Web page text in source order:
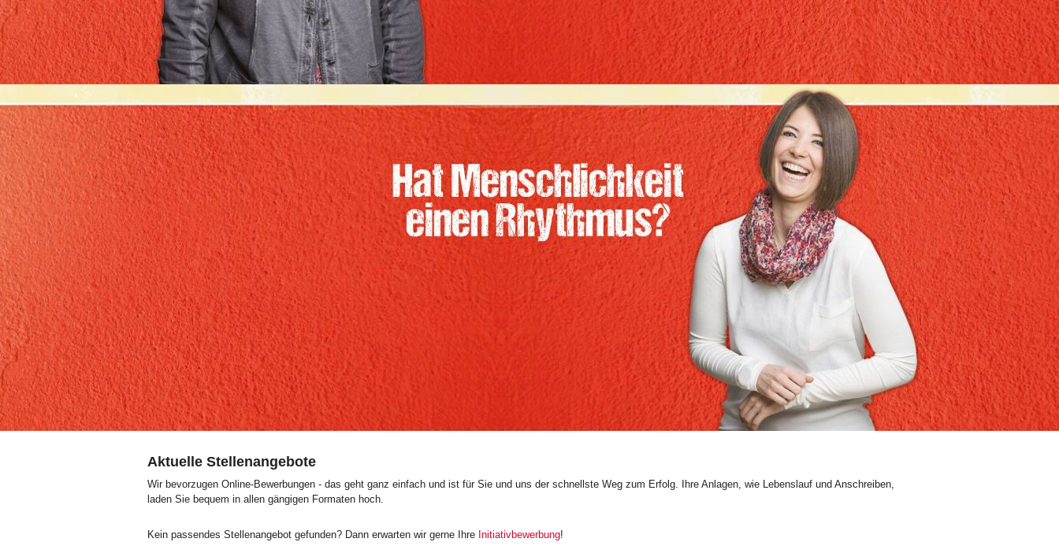
Aktuelle Stellenangebote
Wir bevorzugen Online-Bewerbungen - das geht ganz einfach und ist für Sie und uns der schnellste Weg zum Erfolg. Ihre Anlagen, wie Lebenslauf und Anschreiben,
laden Sie bequem in allen gängigen Formaten hoch.
Kein passendes Stellenangebot gefunden? Dann erwarten wir gerne Ihre Initiativbewerbung!